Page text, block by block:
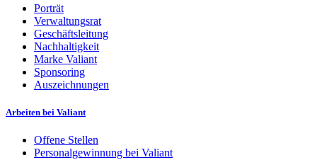
Porträt
Verwaltungsrat
Geschäftsleitung
Nachhaltigkeit
Marke Valiant
Sponsoring
Auszeichnungen
Arbeiten bei Valiant
Offene Stellen
Personalgewinnung bei Valiant